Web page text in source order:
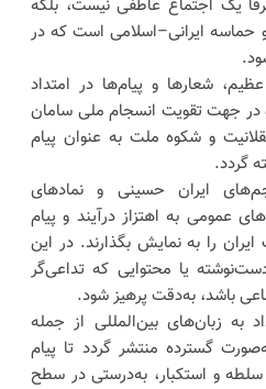
یک اجتماع عاطفی نیست، بلکه
حماسه ایرانی–اسلامی است که در
شعارها و پیام‌ها در امتداد
در جهت تقویت انسجام ملی سامان
و شکوه ملت به عنوان پیام
گردد.
ایران حسینی و نمادهای
عمومی به اهتزاز درآیند و پیام
را به نمایش بگذارند. در این
یا محتوایی که تداعی‌گر
باشد، به‌دقت پرهیز شود.
به زبان‌های بین‌المللی از جمله
گسترده منتشر گردد تا پیام
سلطه و استکبار، به‌درستی در سطح